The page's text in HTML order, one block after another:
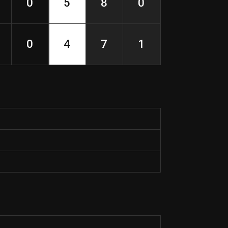
0 4 7 1